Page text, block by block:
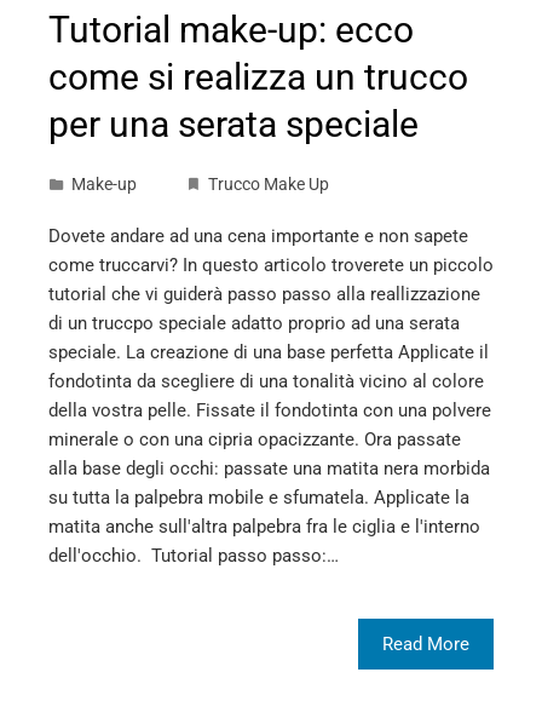
Tutorial make-up: ecco
come si realizza un trucco
per una serata speciale
Make-up Trucco Make Up
Dovete andare ad una cena importante e non sapete
come truccarvi? In questo articolo troverete un piccolo
tutorial che vi guiderà passo passo alla reallizzazione
di un truccpo speciale adatto proprio ad una serata
speciale. La creazione di una base perfetta Applicate il
fondotinta da scegliere di una tonalità vicino al colore
della vostra pelle. Fissate il fondotinta con una polvere
minerale o con una cipria opacizzante. Ora passate
alla base degli occhi: passate una matita nera morbida
su tutta la palpebra mobile e sfumatela. Applicate la
matita anche sull'altra palpebra fra le ciglia e l'interno
dell'occhio. Tutorial passo passo:…
Read More